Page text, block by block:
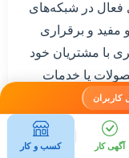
کاربران
آگهی کار کسب و کار
فعال در شبکه‌های
مفید و برقراری
با مشتریان خود
یا خدمات
بازاریابی
اما با اعمال این